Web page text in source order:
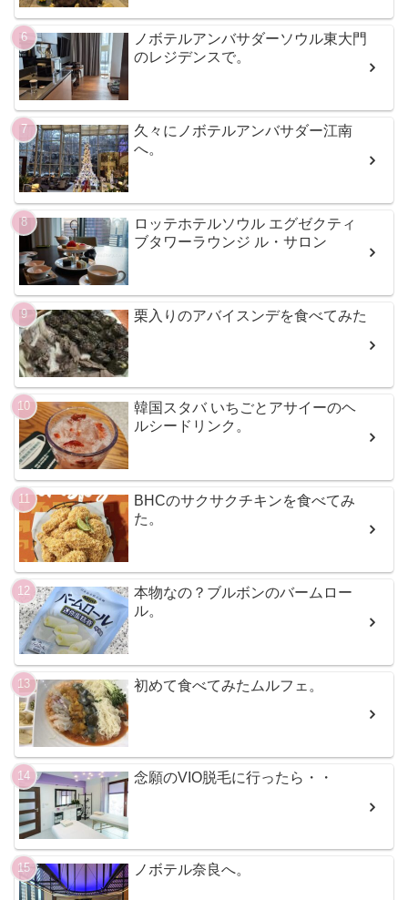
ノボテルアンバサダーソウル東大門
のレジデンスで。
久々にノボテルアンバサダー江南
へ。
ロッテホテルソウル エグゼクティ
ブタワーラウンジ ル・サロン
栗入りのアバイスンデを食べてみた
韓国スタバ いちごとアサイーのヘ
ルシードリンク。
BHCのサクサクチキンを食べてみ
た。
本物なの？ブルボンのバームロー
ル。
初めて食べてみたムルフェ。
念願のVIO脱毛に行ったら・・
ノボテル奈良へ。